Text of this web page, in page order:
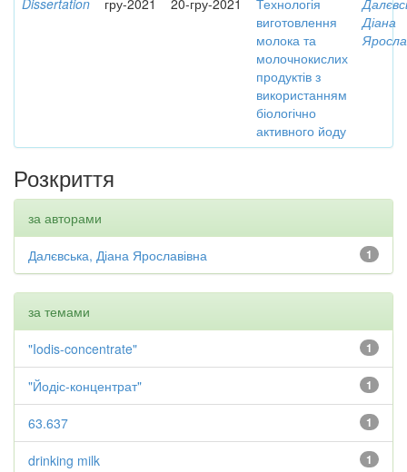
Dissertation гру-2021 20-гру-2021
Технологія
виготовлення
молока та
молочнокислих
продуктів з
використанням
біологічно
активного йоду
Діана
Розкриття
за авторами
1
Далєвська, Діана Ярославівна
за темами
1
"Iodis-concentrate"
1
"Йодіс-концентрат"
1
63.637
1
drinking milk